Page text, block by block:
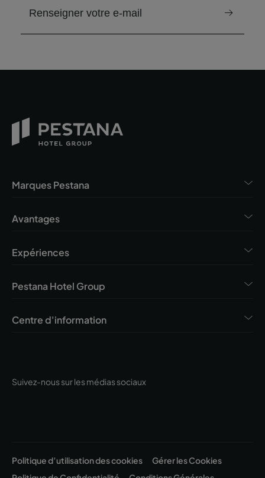
email pour recevoir la newsletter
Suivez-nous sur les médias sociaux
Marques Pestana
Avantages
Expériences
Pestana Hotel Group
Centre d'information
Politique d’utilisation des cookies
Gérer les Cookies